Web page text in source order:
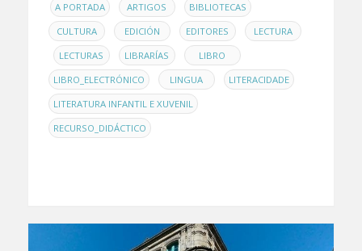
ENA PORTADA , ARTIGOS , BIBLIOTECAS ,
CULTURA , EDICIÓN , EDITORES ,
LECTURA
LECTURAS , LIBRARÍAS , LIBRO ,
LIBRO_ELECTRÓNICO , LINGUA , LITERACIDADE ,
LITERATURA INFANTIL E XUVENIL ,
RECURSO_DIDÁCTICO